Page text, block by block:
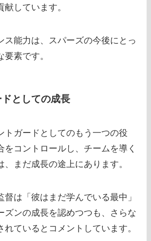
献しています。
ス能力は、スパーズの今後にとっ
素です。
としての成長
トガードとしてのもう一つの役
をコントロールし、チームを導く
、まだ成長の途上にあります。
督は「彼はまだ学んでいる最中」
ズンの成長を認めつつも、さらな
れているとコメントしています。